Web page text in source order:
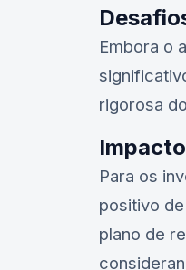
Embora o
rigorosa
Para os
positivo
plano de